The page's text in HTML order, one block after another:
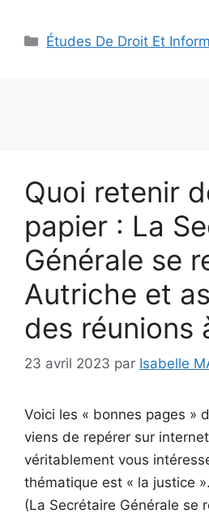
Catégories
Études De Droit Et
Quoi retenir
papier : La
Générale se
Autriche et
des réunions
23 avril 2023 par Isabelle
Voici les « bonnes pages »
viens de repérer sur
véritablement vous
thématique est « la justice
(La Secrétaire Générale se